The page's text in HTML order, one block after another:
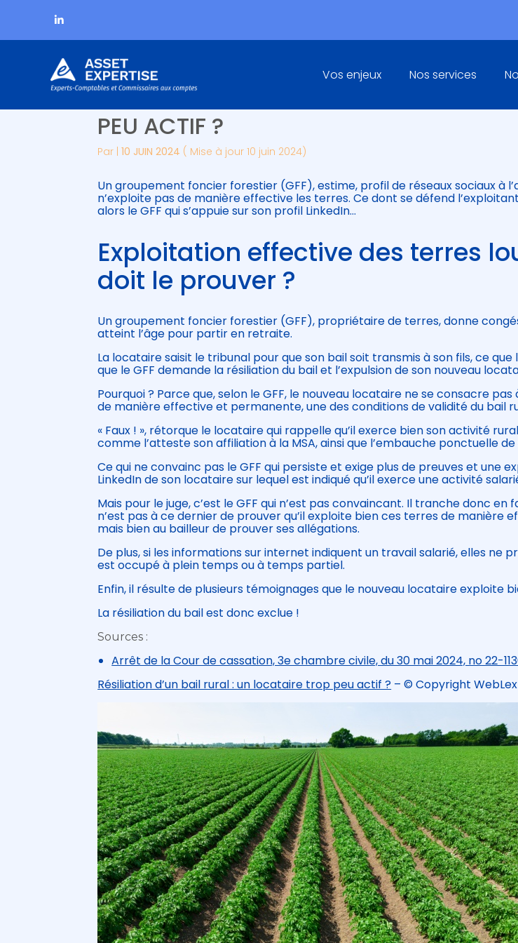
Aller
au
Principal
Vos enjeux Nos services
RÉSILIATION D’UN BAIL RURAL : UN
PEU ACTIF ?
Par |10 JUIN 2024 ( Mise à jour 10 juin 2024)
Un groupement foncier forestier (GFF), estime, profil de réseaux sociaux à
n’exploite pas de manière effective les terres. Ce dont se défend
alors le GFF qui s’appuie sur son profil LinkedIn…
Exploitation effective des terres
doit le prouver ?
Un groupement foncier forestier (GFF), propriétaire de terres, donne
atteint l’âge pour partir en retraite.
La locataire saisit le tribunal pour que son bail soit transmis à son fils, ce
que le GFF demande la résiliation du bail et l’expulsion de son nouveau
Pourquoi ? Parce que, selon le GFF, le nouveau locataire ne se consacre
de manière effective et permanente, une des conditions de validité du bail
« Faux ! », rétorque le locataire qui rappelle qu’il exerce bien son activité
comme l’atteste son affiliation à la MSA, ainsi que l’embauche ponctuelle de
Ce qui ne convainc pas le GFF qui persiste et exige plus de preuves et une
LinkedIn de son locataire sur lequel est indiqué qu’il exerce une activité
Mais pour le juge, c’est le GFF qui n’est pas convaincant. Il tranche donc en
n’est pas à ce dernier de prouver qu’il exploite bien ces terres de manière
mais bien au bailleur de prouver ses allégations.
De plus, si les informations sur internet indiquent un travail salarié, elles ne
est occupé à plein temps ou à temps partiel.
Enfin, il résulte de plusieurs témoignages que le nouveau locataire exploite
La résiliation du bail est donc exclue !
Sources :
Arrêt de la Cour de cassation, 3e chambre civile, du 30 mai 2024, no 22-
Résiliation d’un bail rural : un locataire trop peu actif ? – © Copyright WebLex